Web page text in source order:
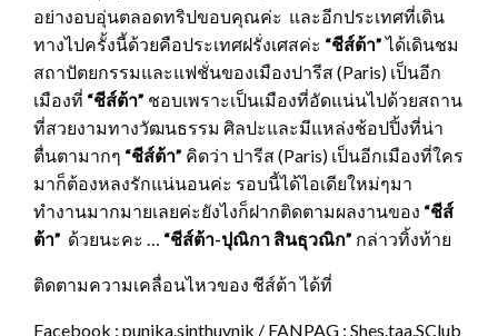
อย่างอบอุ่นตลอดทริปขอบคุณค่ะ และอีกประเทศที่เดิน
ทางไปครั้งนี้ด้วยคือประเทศฝรั่งเศสค่ะ “ชีส์ต้า”ได้เดินชม
สถาปัตยกรรมและแฟชั่นของเมืองปารีส (Paris) เป็นอีก
เมืองที่ “ชีส์ต้า” ชอบเพราะเป็นเมืองที่อัดแน่นไปด้วยสถาน
ที่สวยงามทางวัฒนธรรม ศิลปะและมีแหล่งช้อปปิ้งที่น่า
ตื่นตามากๆ “ชีส์ต้า” คิดว่า ปารีส (Paris) เป็นอีกเมืองที่ใคร
มาก็ต้องหลงรักแน่นอนค่ะ รอบนี้ได้ไอเดียใหม่ๆมา
ทำงานมากมายเลยค่ะยังไงก็ฝากติดตามผลงานของ “ชีส์
ต้า” ด้วยนะคะ … “ชีส์ต้า-ปุณิกา สินธุวณิก” กล่าวทิ้งท้าย
ติดตามความเคลื่อนไหวของ ชีส์ต้า ได้ที่
Facebook : punika.sinthuvnik / FANPAG : Shes.taa.SClub